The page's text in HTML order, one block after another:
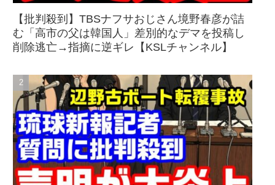
【批判殺到】TBSナフサおじさん境野春彦が詰
む「高市の父は韓国人」差別的なデマを投稿し
削除逃亡→指摘に逆ギレ【KSLチャンネル】